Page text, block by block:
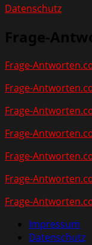
Datenschutz
Frage-
Frage-
Frage-
Frage-
Frage-
Frage-
Frage-
Frage-
Impressum
Datenschutz